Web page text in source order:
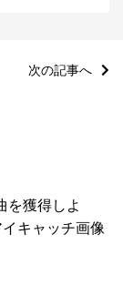
次の記事へ